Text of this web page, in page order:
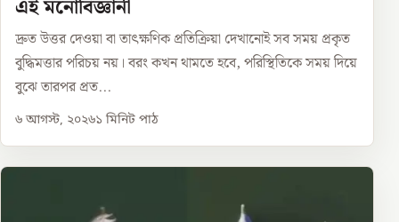
এই মনোবিজ্ঞানী
দ্রুত উত্তর দেওয়া বা তাৎক্ষণিক প্রতিক্রিয়া দেখানোই সব সময় প্রকৃত
বুদ্ধিমত্তার পরিচয় নয়। বরং কখন থামতে হবে, পরিস্থিতিকে সময় দিয়ে
বুঝে তারপর প্রত...
৬ আগস্ট, ২০২৬১ মিনিট পাঠ